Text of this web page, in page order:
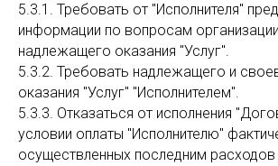
5.3.1. Требовать от "Исполнителя"
информации по вопросам
надлежащего оказания "Услуг".
5.3.2. Требовать надлежащего и
оказания "Услуг" "Исполнителем".
5.3.3. Отказаться от исполнения
условии оплаты "Исполнителю"
осуществленных последним расходов